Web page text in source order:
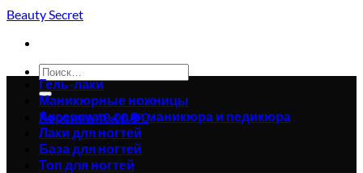
Skip
content
Beauty Secret
Искать:
Корзина /0.00₴0
Гель-лаки
Маникюрные ножницы
Аксессуары для маникюра и педикюра
Лаки для ногтей
База для ногтей
Топ для ногтей